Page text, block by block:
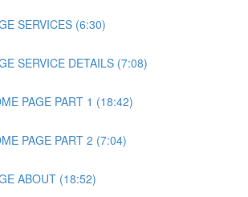
SERVICES (6:30)
SERVICE DETAILS (7:08)
PAGE PART 1 (18:42)
PAGE PART 2 (7:04)
ABOUT (18:52)